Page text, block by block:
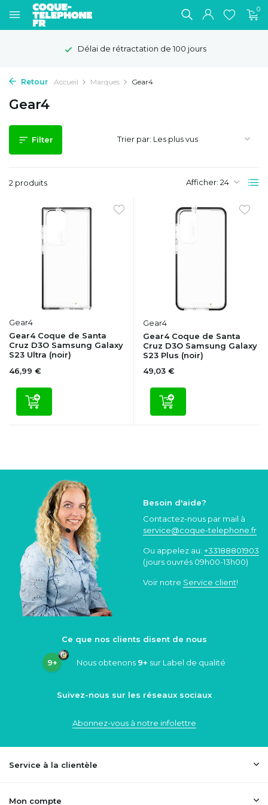
0
Délai de rétractation de 100 jours
Retour Accueil Marques Gear4
Gear4
Filter
2 produits Afficher:
Trier par:
Gear4
Gear4 Coque de Santa
Cruz D3O Samsung Galaxy
S23 Ultra (noir)
46,99 €
Gear4
Gear4 Coque de Santa
Cruz D3O Samsung Galaxy
S23 Plus (noir)
49,03 €
Besoin d'aide?
Contactez-nous par mail à
service@coque-telephone.fr
Ou appelez au: +33188801903
(jours ouvrés 09h00-13h00)
Voir notre Service client!
Ce que nos clients disent de nous
9+ Nous obtenons 9+ sur Label de qualité
Suivez-nous sur les réseaux sociaux
Abonnez-vous à notre infolettre
Service à la clientèle
Mon compte